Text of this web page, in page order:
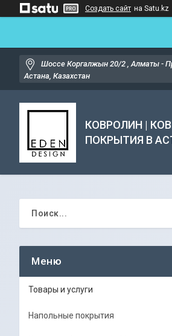
Создать сайт на Satu.kz
Шоссе Коргалжын 20/2 , Алматы -
Астана, Казахстан
КОВРОЛИН |
ПОКРЫТИЯ В
Товары и услуги
Напольные покрытия